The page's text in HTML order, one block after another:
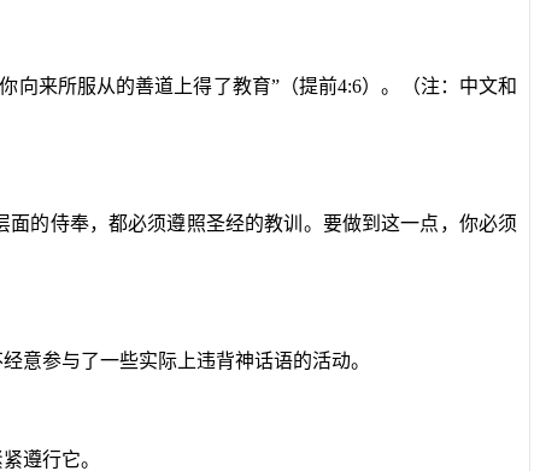
来所服从的善道上得了教育”（提前4:6）。（注：中文和
的侍奉，都必须遵照圣经的教训。要做到这一点，你必须
意参与了一些实际上违背神话语的活动。
遵行它。